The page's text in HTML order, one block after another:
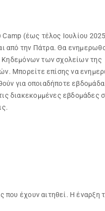
Camp (έως τέλος Ιουλίου
από την Πάτρα. Θα
Κηδεμόνων των σχολείων της
Μπορείτε επίσης να
για οποιαδήποτε
διακεκομμένες εβδομάδες
έχουν αιτηθεί. Η έναρξη